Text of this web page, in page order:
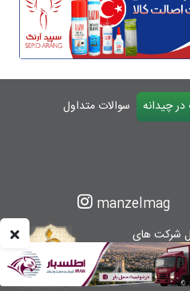
در چیدانه
سوالات متداول
manzelmag
شرکت های
کافی را